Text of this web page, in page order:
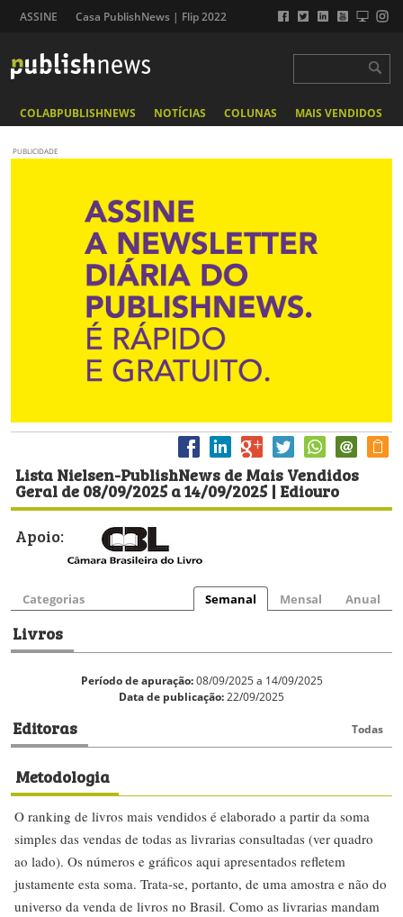
ASSINE Casa PublishNews | Flip 2022
COLABPUBLISHNEWS NOTÍCIAS COLUNAS MAIS VENDIDOS
PUBLICIDADE
Lista Nielsen-PublishNews de Mais Vendidos
Geral de 08/09/2025 a 14/09/2025 | Ediouro
Apoio:
Categorias Semanal Mensal Anual
Livros
Período de apuração:08/09/2025 a 14/09/2025
Data de publicação:22/09/2025
Editoras Todas
Metodologia
O ranking de livros mais vendidos é elaborado a partir da soma
simples das vendas de todas as livrarias consultadas (ver quadro
ao lado). Os números e gráficos aqui apresentados refletem
justamente esta soma. Trata-se, portanto, de uma amostra e não do
universo da venda de livros no Brasil. Como as livrarias mandam